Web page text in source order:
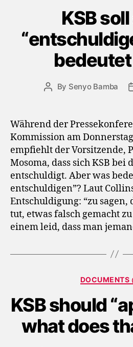
KSB
Post
By Senyo Bamba
Während der
Kommission am
empfiehlt der Vorsitzende,
Mosoma, dass sich KSB bei
entschuldigt. Aber was
entschuldigen”? Laut
Entschuldigung: “zu sagen,
tut, etwas falsch gemacht
einem leid, dass man
DOCUMENTS
KSB should
what does